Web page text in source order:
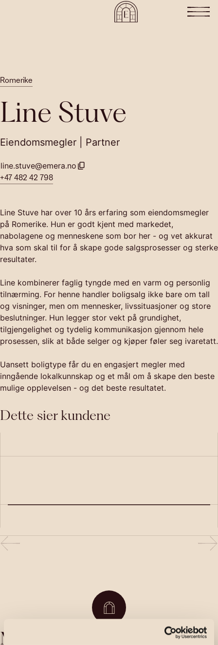
Romerike
Line Stuve
Eiendomsmegler | Partner
line.stuve@emera.no
+47 482 42 798
Line Stuve har over 10 års erfaring som eiendomsmegler
på Romerike. Hun er godt kjent med markedet,
nabolagene og menneskene som bor her - og vet akkurat
hva som skal til for å skape gode salgsprosesser og sterke
resultater.
Line kombinerer faglig tyngde med en varm og personlig
tilnærming. For henne handler boligsalg ikke bare om tall
og visninger, men om mennesker, livssituasjoner og store
beslutninger. Hun legger stor vekt på grundighet,
tilgjengelighet og tydelig kommunikasjon gjennom hele
prosessen, slik at både selger og kjøper føler seg ivaretatt.
Uansett boligtype får du en engasjert megler med
inngående lokalkunnskap og et mål om å skape den beste
mulige opplevelsen - og det beste resultatet.
Dette sier kundene
prosessen veldig fin! Anbefales på det sterkeste!
Mine salg